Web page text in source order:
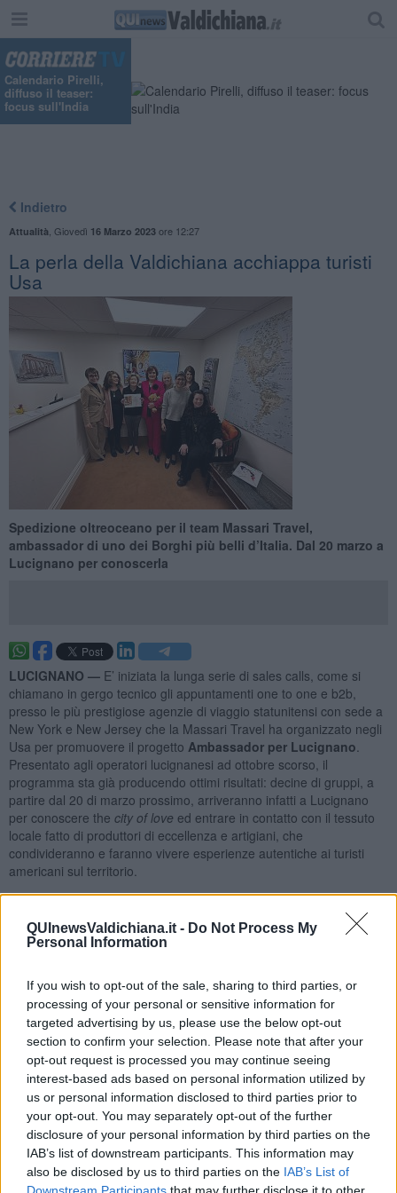
QUInewsValdichiana.it - Do Not Process My
Personal Information
If you wish to opt-out of the sale, sharing to third parties, or
processing of your personal or sensitive information for
targeted advertising by us, please use the below opt-out
section to confirm your selection. Please note that after your
opt-out request is processed you may continue seeing
interest-based ads based on personal information utilized by
us or personal information disclosed to third parties prior to
your opt-out. You may separately opt-out of the further
disclosure of your personal information by third parties on the
IAB’s list of downstream participants. This information may
also be disclosed by us to third parties on the IAB’s List of
Calendario Pirelli,
diffuso il teaser:
focus sull'India
Indietro
Attualità Giovedì 16 Marzo 2023ore 12:27
La perla della Valdichiana acchiappa turisti
Usa
Spedizione oltreoceano per il team Massari Travel,
ambassador di uno dei Borghi più belli d’Italia. Dal 20 marzo a
Lucignano per conoscerla
LUCIGNANO — E’ iniziata la lunga serie di sales calls, come si
chiamano in gergo tecnico gli appuntamenti one to one e b2b,
presso le più prestigiose agenzie di viaggio statunitensi con sede a
New York e New Jersey che la Massari Travel ha organizzato negli
Usa per promuovere il progetto Ambassador per Lucignano
Presentato agli operatori lucignanesi ad ottobre scorso, il
programma sta già producendo ottimi risultati: decine di gruppi, a
partire dal 20 di marzo prossimo, arriveranno infatti a Lucignano
per conoscere the city of love ed entrare in contatto con il tessuto
locale fatto di produttori di eccellenza e artigiani, che
condivideranno e faranno vivere esperienze autentiche ai turisti
americani sul territorio.
“Lucignano on the map”, con questo motto Sabrina Massari,
presidente di Massari Travel, racconta, con l’aiuto di Lucio, l’orsetto
che promuove il segmento children’s travel, la storia di un viaggio in
Italia diverso, fatto di cose da scoprire, fare, di memorie da creare
Una settimana piena di appuntamenti che vedrà il prodotto
Lucignano presentato secondo le metodologie del 4.0 e degli
appuntamenti one to one, inserito nel trend dell’anywhere travel, un
turismo diverso, stimolato da un desiderio di conoscere luoghi veri,
luoghi dove il vero lifestyle italiano può essere conosciuto, vissuto,
sperimentato.
Si inizia il primo giorno, in una giornata piena di neve e di vento,
con gli agenti Virtuoso di TripsAway, di Travelong Summit, di Spear